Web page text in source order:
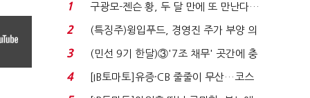
1
구광모-젠슨 황, 두 달 만에 또 만난다…
로봇·AI 등 논...
2
(특징주)윙입푸드, 경영진 주가 부양 의
지에 상한가...
3
(민선 9기 한달)③'7조 채무' 곳간에 충
격…추미애, 20년...
4
[IB토마토]유증·CB 줄줄이 무산…코스
닥 벌점 급증에 ...